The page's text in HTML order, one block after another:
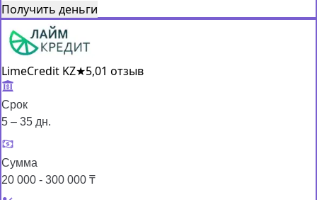
Получить деньги
LimeCredit KZ★5,01 отзыв
Срок
5 – 35 дн.
Сумма
20 000 - 300 000 ₸